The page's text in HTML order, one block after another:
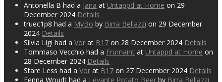
Antonella B had a Jana at Untappd at Home on 29
December 2024 Details
truec1p8 had a MyBo by Birra Bellazzi on 29 December
2024 Details
Silvia Ligi had a Vor at B17 on 28 December 2024 Details
Tommaso Vecchio had a Frumaint at Untappd at Home on
28 December 2024 Details
Stare Less had a Vor at B17 on 27 December 2024 Details
Fenna Woudt had a Levante Potato Beer by Birra Bellazzi